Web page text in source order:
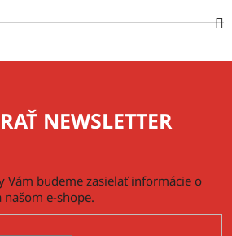
NEWSLETTER
Vám budeme zasielať informácie o
e-shope.